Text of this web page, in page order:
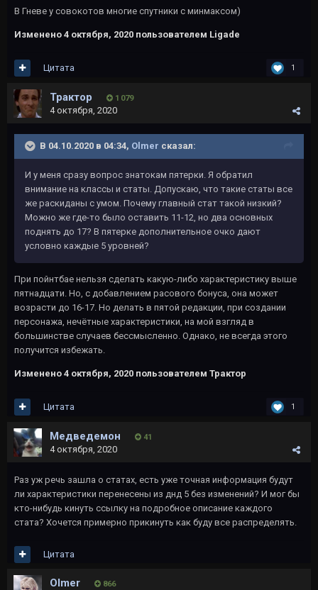
В Гневе у совокотов многие спутники с минмаксом)
Изменено 4 октября, 2020 пользователем Ligade
1
Цитата
Трактор 1 079
4 октября, 2020
В 04.10.2020 в 04:34, Olmer сказал:
И у меня сразу вопрос знатокам пятерки. Я обратил
внимание на классы и статы. Допускаю, что такие статы все
же раскиданы с умом. Почему главный стат такой низкий?
Можно же где-то было оставить 11-12, но два основных
поднять до 17? В пятерке дополнительное очко дают
условно каждые 5 уровней?
При пойнтбае нельзя сделать какую-либо характеристику выше
пятнадцати. Но, с добавлением расового бонуса, она может
возрасти до 16-17. Но делать в пятой редакции, при создании
персонажа, нечётные характеристики, на мой взгляд в
большинстве случаев бессмысленно. Однако, не всегда этого
получится избежать.
Изменено 4 октября, 2020 пользователем Трактор
1
Цитата
Медведемон 41
4 октября, 2020
Раз уж речь зашла о статах, есть уже точная информация будут
ли характеристики перенесены из днд 5 без изменений? И мог бы
кто-нибудь кинуть ссылку на подробное описание каждого
стата? Хочется примерно прикинуть как буду все распределять.
Цитата
Olmer 866